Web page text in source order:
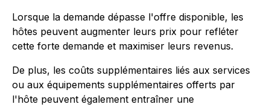
Lorsque la demande dépasse l'offre disponible, les
hôtes peuvent augmenter leurs prix pour refléter
cette forte demande et maximiser leurs revenus.
De plus, les coûts supplémentaires liés aux services
ou aux équipements supplémentaires offerts par
l'hôte peuvent également entraîner une